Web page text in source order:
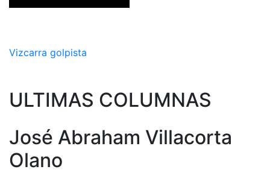
Vizcarra golpista
ULTIMAS COLUMNAS
José Abraham Villacorta
Olano